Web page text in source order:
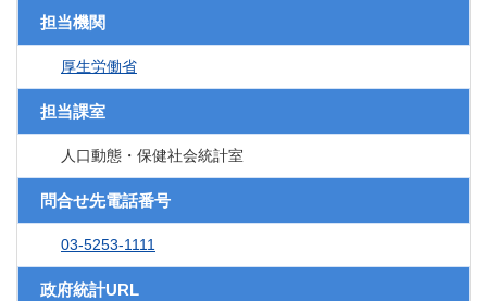
担当機関
厚生労働省
担当課室
人口動態・保健社会統計室
問合せ先電話番号
03-5253-1111
政府統計URL